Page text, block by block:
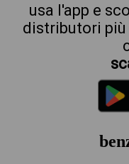
usa l'app e
distributori